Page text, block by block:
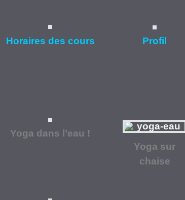
Horaires des cours Profil
Yoga dans l’eau !
Yoga sur
chaise